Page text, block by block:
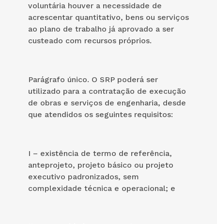
voluntária houver a necessidade de
acrescentar quantitativo, bens ou serviços
ao plano de trabalho já aprovado a ser
custeado com recursos próprios.
Parágrafo único. O SRP poderá ser
utilizado para a contratação de execução
de obras e serviços de engenharia, desde
que atendidos os seguintes requisitos:
I – existência de termo de referência,
anteprojeto, projeto básico ou projeto
executivo padronizados, sem
complexidade técnica e operacional; e